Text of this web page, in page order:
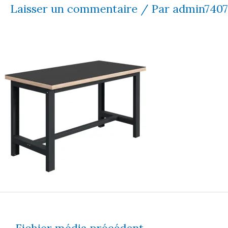
Laisser un commentaire / Par admin7407